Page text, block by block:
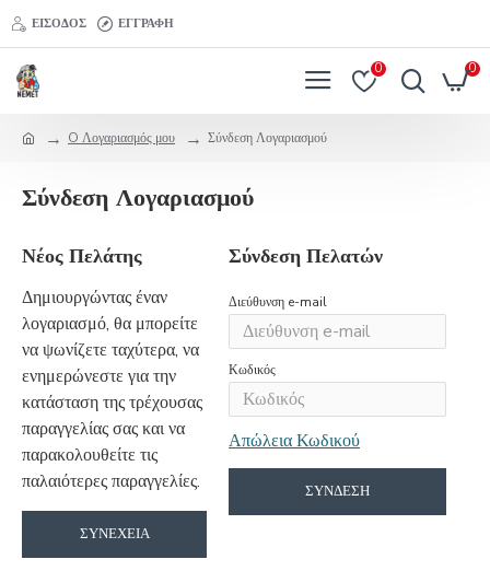
ΕΊΣΟΔΟΣ ΕΓΓΡΑΦΉ
0 0
O Λογαριασμός μου Σύνδεση Λογαριασμού
Σύνδεση Λογαριασμού
Νέος Πελάτης
Δημιουργώντας έναν
λογαριασμό, θα μπορείτε
να ψωνίζετε ταχύτερα, να
ενημερώνεστε για την
κατάσταση της τρέχουσας
παραγγελίας σας και να
παρακολουθείτε τις
παλαιότερες παραγγελίες.
ΣΥΝΈΧΕΙΑ
Σύνδεση Πελατών
Διεύθυνση e-mail
Κωδικός
Απώλεια Κωδικού
ΣΎΝΔΕΣΗ